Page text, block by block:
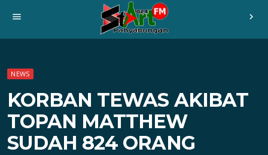
menu chevron_right
NEWS
KORBAN TEWAS AKIBAT
TOPAN MATTHEW
SUDAH 824 ORANG